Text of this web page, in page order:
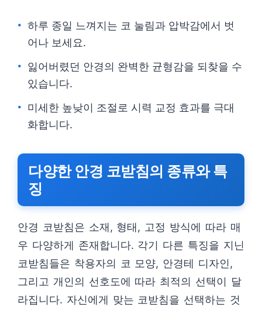
하루 종일 느껴지는 코 눌림과 압박감에서 벗
어나 보세요.
잃어버렸던 안경의 완벽한 균형감을 되찾을 수
있습니다.
미세한 높낮이 조절로 시력 교정 효과를 극대
화합니다.
다양한 안경 코받침의 종류와 특
징
안경 코받침은 소재, 형태, 고정 방식에 따라 매
우 다양하게 존재합니다. 각기 다른 특징을 지닌
코받침들은 착용자의 코 모양, 안경테 디자인,
그리고 개인의 선호도에 따라 최적의 선택이 달
라집니다. 자신에게 맞는 코받침을 선택하는 것